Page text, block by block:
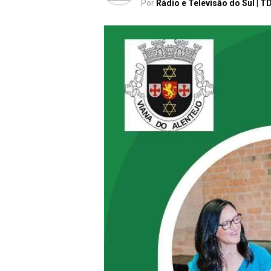
Por Rádio e Televisão do Sul |